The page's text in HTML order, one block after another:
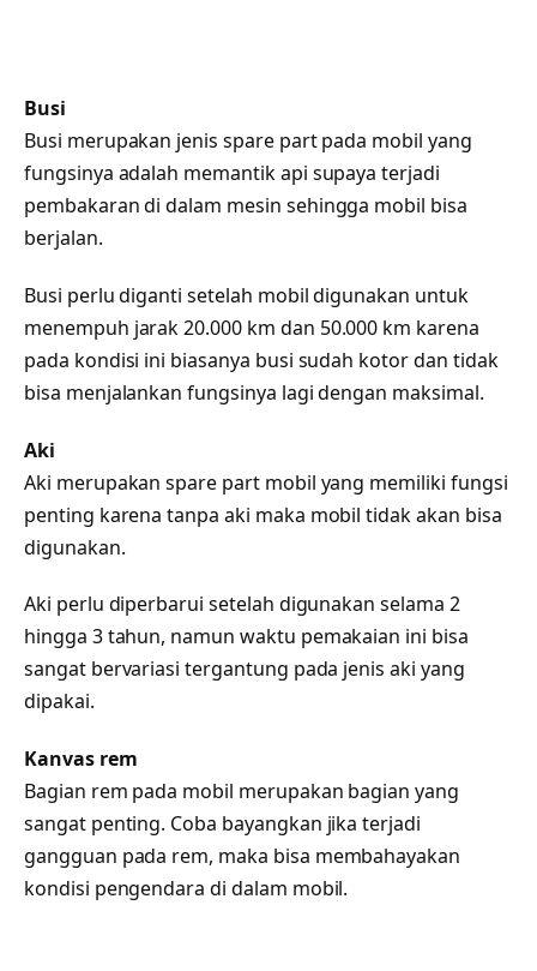
Busi
Busi merupakan jenis spare part pada mobil yang
fungsinya adalah memantik api supaya terjadi
pembakaran di dalam mesin sehingga mobil bisa
berjalan.
Busi perlu diganti setelah mobil digunakan untuk
menempuh jarak 20.000 km dan 50.000 km karena
pada kondisi ini biasanya busi sudah kotor dan tidak
bisa menjalankan fungsinya lagi dengan maksimal.
Aki
Aki merupakan spare part mobil yang memiliki fungsi
penting karena tanpa aki maka mobil tidak akan bisa
digunakan.
Aki perlu diperbarui setelah digunakan selama 2
hingga 3 tahun, namun waktu pemakaian ini bisa
sangat bervariasi tergantung pada jenis aki yang
dipakai.
Kanvas rem
Bagian rem pada mobil merupakan bagian yang
sangat penting. Coba bayangkan jika terjadi
gangguan pada rem, maka bisa membahayakan
kondisi pengendara di dalam mobil.